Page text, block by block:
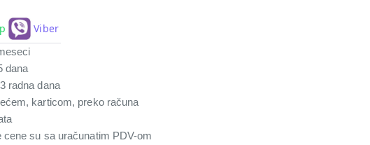
Viber
dana
radna dana
karticom, preko računa
su sa uračunatim PDV-om